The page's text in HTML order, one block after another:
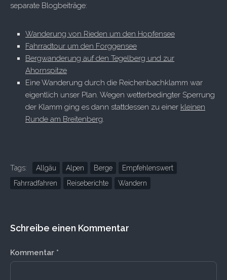
separate Blogbeiträge:
Wanderung von Rieden um den Hopfensee
Fahrradtour um den Forggensee
Bergwanderung auf den Tegelberg und zur
Ahornspitze
Eine Wanderung durch die Reichenbachklamm war
eigentlich unser Plan. Wegen wetterbedingter Sperrung
der Klamm ging es dann stattdessen zu einer kleinen
Runde am Breitenberg.
Tags: Allgäu Alpen Berge
Empfehlenswert
Fahrradfahren
Reiseberichte Wandern
Schreibe einen Kommentar
Kommentar *